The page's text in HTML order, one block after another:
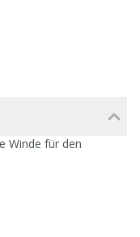
Winde für den